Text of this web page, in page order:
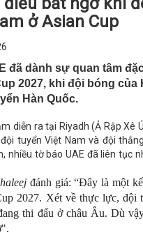
ở Asian Cup
đã dành sự quan tâm
2027, khi đội bóng
Hàn Quốc.
diễn ra tại Riyadh (Ả Rập Xê
tuyển Việt Nam và đội
nhiều tờ báo UAE đã liên tục
đánh giá: “Đây là một
2027. Xét về thực lực, đội
thi đấu ở châu Âu. Dù